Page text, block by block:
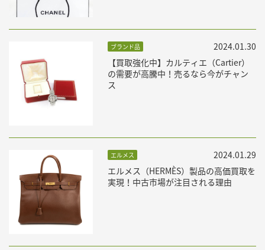
ブランド品
【買取強化中】カルティエ（Cartier）
の需要が高騰中！売るなら今がチャン
ス
2024.01.30
エルメス
エルメス（HERMÈS）製品の高価買取を
実現！中古市場が注目される理由
2024.01.29